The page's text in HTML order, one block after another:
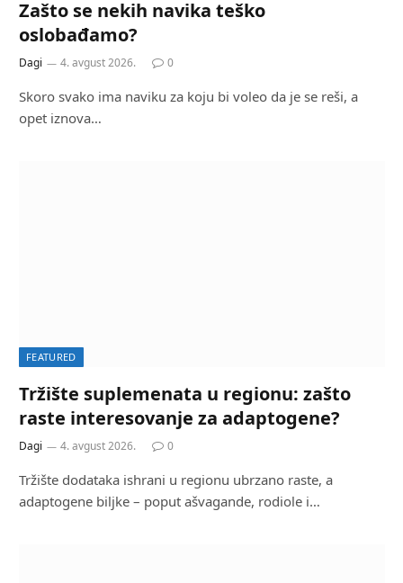
Zašto se nekih navika teško
oslobađamo?
Dagi 4. avgust 2026. 0
Skoro svako ima naviku za koju bi voleo da je se reši, a
opet iznova…
FEATURED
Tržište suplemenata u regionu: zašto
raste interesovanje za adaptogene?
Dagi 4. avgust 2026. 0
Tržište dodataka ishrani u regionu ubrzano raste, a
adaptogene biljke – poput ašvagande, rodiole i…